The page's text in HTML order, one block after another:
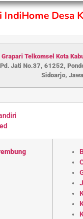
Desa
Grapari Telkomsel Kota
Jati No.37, 61252,
Sidoarjo,